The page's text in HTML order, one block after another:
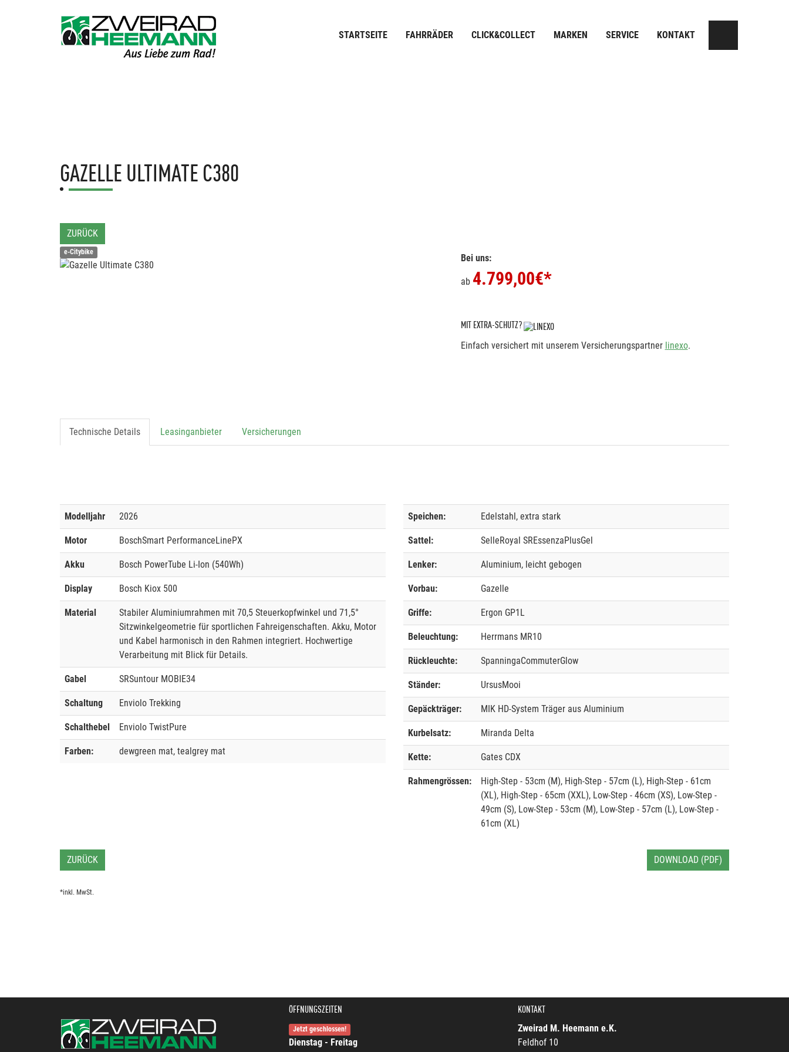
STARTSEITE FAHRRÄDER CLICK&COLLECT MARKEN SERVICE KONTAKT
GAZELLE ULTIMATE C380
ZURÜCK
e-Citybike
Bei uns:
ab 4.799,00€*
MIT EXTRA-SCHUTZ?
Einfach versichert mit unserem Versicherungspartner linexo.
Technische Details Leasinganbieter Versicherungen
Modelljahr 2026
Motor BoschSmart PerformanceLinePX
Akku Bosch PowerTube Li-Ion (540Wh)
Display Bosch Kiox 500
Material
Stabiler Aluminiumrahmen mit 70,5 Steuerkopfwinkel und 71,5°
Sitzwinkelgeometrie für sportlichen Fahreigenschaften. Akku, Motor
und Kabel harmonisch in den Rahmen integriert. Hochwertige
Verarbeitung mit Blick für Details.
Gabel SRSuntour MOBIE34
Schaltung Enviolo Trekking
Schalthebel Enviolo TwistPure
Farben: dewgreen mat, tealgrey mat
Speichen: Edelstahl, extra stark
Sattel: SelleRoyal SREssenzaPlusGel
Lenker: Aluminium, leicht gebogen
Vorbau: Gazelle
Griffe: Ergon GP1L
Beleuchtung: Herrmans MR10
Rückleuchte: SpanningaCommuterGlow
Ständer: UrsusMooi
Gepäckträger: MIK HD-System Träger aus Aluminium
Kurbelsatz: Miranda Delta
Kette: Gates CDX
Rahmengrössen:
High-Step - 53cm (M), High-Step - 57cm (L), High-Step - 61cm
(XL), High-Step - 65cm (XXL), Low-Step - 46cm (XS), Low-Step -
49cm (S), Low-Step - 53cm (M), Low-Step - 57cm (L), Low-Step -
61cm (XL)
ZURÜCK DOWNLOAD (PDF)
*inkl. MwSt.
ÖFFNUNGSZEITEN
Jetzt geschlossen!
Dienstag - Freitag
KONTAKT
Zweirad M. Heemann e.K.
Feldhof 10